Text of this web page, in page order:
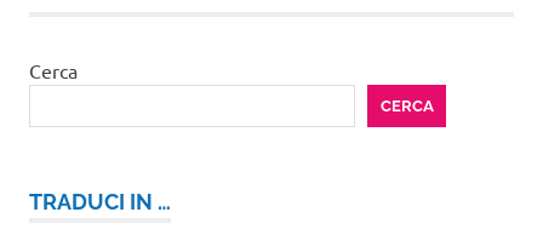
Cerca
CERCA
TRADUCI IN …